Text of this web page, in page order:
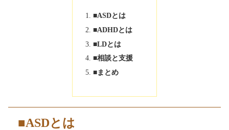
■ASDとは
■ADHDとは
■LDとは
■相談と支援
■まとめ
■ASDとは